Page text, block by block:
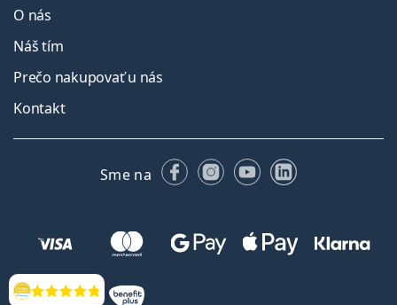
Hodnotenia
O nás
Náš tím
Prečo nakupovať u nás
Kontakt
Sme na FacebookuInstagrame
YouTubeLinkedIn